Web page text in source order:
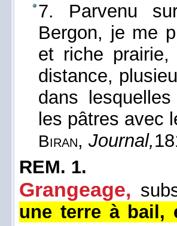
7. Parvenu
Bergon, je me
et riche
distance,
dans
les pâtres avec
Biran, Journal,
REM. 1.
Grangeage,
une terre à bail,